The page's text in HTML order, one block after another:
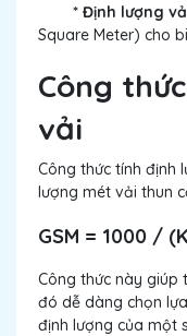
* Định lượng vải
Square Meter) cho
Công
vải
Công thức tính định
lượng mét vải thun
GSM = 1000 /
Công thức này giúp
đó dễ dàng chọn
định lượng của một